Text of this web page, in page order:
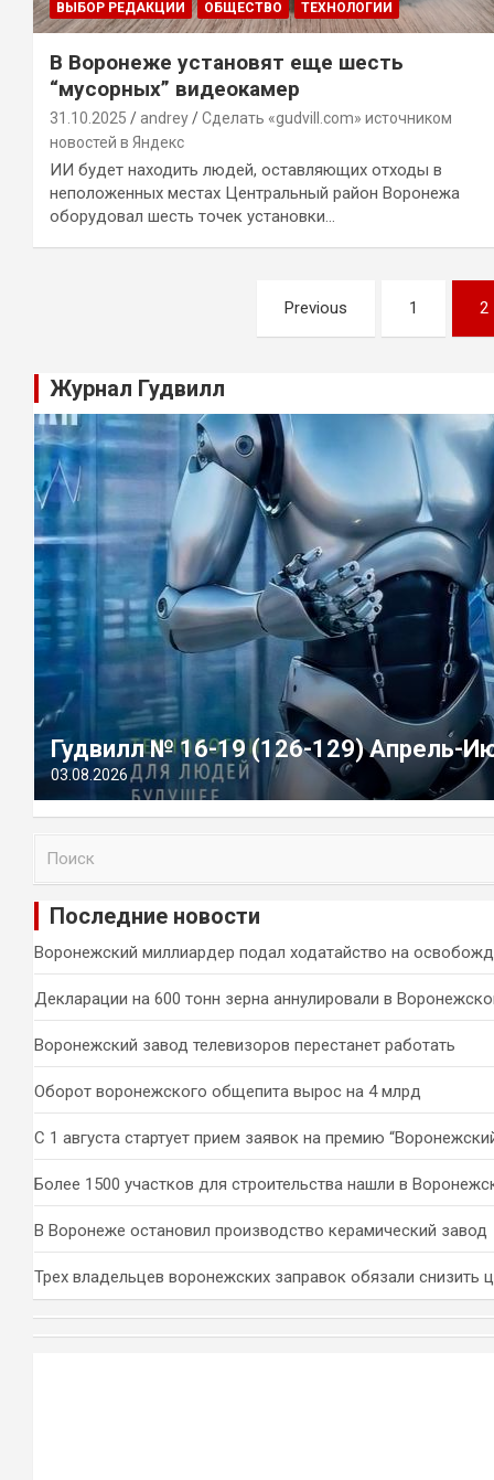
ВЫБОР РЕДАКЦИИ ОБЩЕСТВО ТЕХНОЛОГИИ
В Воронеже установят еще шесть
“мусорных” видеокамер
31.10.2025 andrey
Сделать «gudvill.com» источником
новостей в Яндекс
ИИ будет находить людей, оставляющих отходы в
неположенных местах Центральный район Воронежа
оборудовал шесть точек установки…
записям
Previous 1 2
Журнал Гудвилл
Гудвилл № 16-19 (126-129) Апрель-
03.08.2026
и
Последние новости
Воронежский миллиардер подал ходатайство на
Декларации на 600 тонн зерна аннулировали в
Воронежский завод телевизоров перестанет работать
Оборот воронежского общепита вырос на 4 млрд
С 1 августа стартует прием заявок на премию
Более 1500 участков для строительства нашли в
В Воронеже остановил производство керамический завод
Трех владельцев воронежских заправок обязали снизить